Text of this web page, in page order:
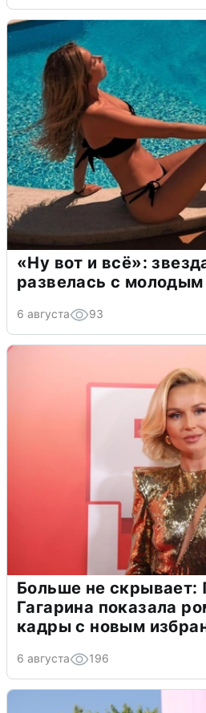
«Ну вот и всё»:
развелась с
6 августа 93
Больше не скрывает:
Гагарина показала
кадры с новым
6 августа 196